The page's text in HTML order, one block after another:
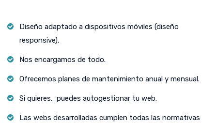
Diseño adaptado a dispositivos móviles (diseño
responsive).
Nos encargamos de todo.
Ofrecemos planes de mantenimiento anual y mensual.
Si quieres, puedes autogestionar tu web.
Las webs desarrolladas cumplen todas las normativas